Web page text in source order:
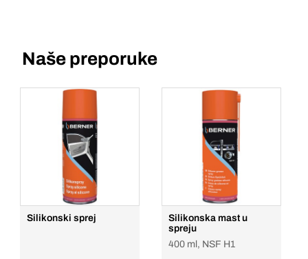
Naše preporuke
Silikonski sprej
Silikonska mast u
spreju
400 ml, NSF H1